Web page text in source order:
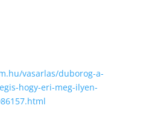
vasarlas/duborog-a-
hogy-eri-meg-ilyen-